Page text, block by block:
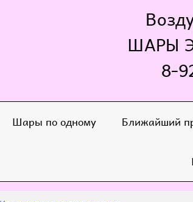
ШАРЫ
8-
Шары по одному Ближайший